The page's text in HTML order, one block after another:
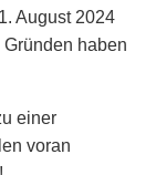
August 2024
haben
einer
voran